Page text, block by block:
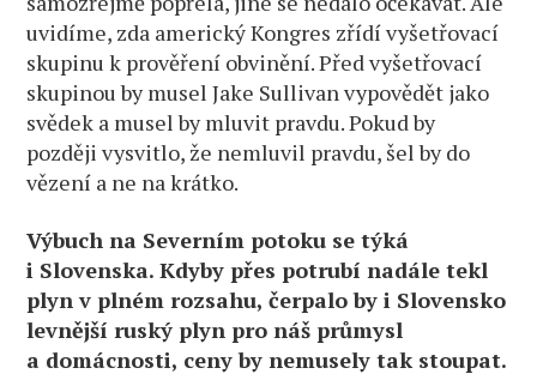
uvidíme, zda americký Kongres zřídí vyšetřovací
skupinu k prověření obvinění. Před vyšetřovací
skupinou by musel Jake Sullivan vypovědět jako
svědek a musel by mluvit pravdu. Pokud by
později vysvitlo, že nemluvil pravdu, šel by do
vězení a ne na krátko.
Výbuch na Severním potoku se týká
i Slovenska. Kdyby přes potrubí nadále tekl
plyn v plném rozsahu, čerpalo by i Slovensko
levnější ruský plyn pro náš průmysl
a domácnosti, ceny by nemusely tak stoupat.